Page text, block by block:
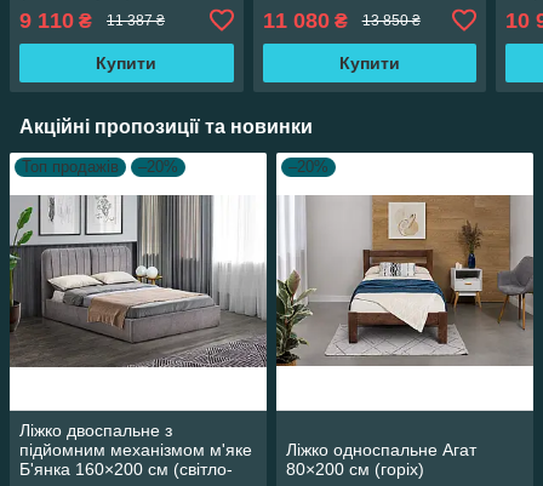
9 110 ₴ 11 387 ₴
Купити
11 080₴ 13 850 ₴
Купити
10
Акційні пропозиції та новинки
Топ продажів –20%
Ліжко двоспальне з
підйомним механізмом м'яке
Б'янка 160×200 см (світло-
–20%
Ліжко односпальне Агат
80×200 см (горіх)